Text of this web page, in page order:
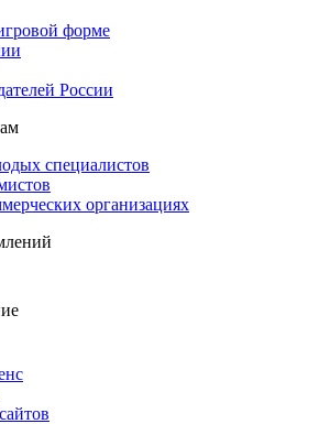
форме
России
специалистов
организациях